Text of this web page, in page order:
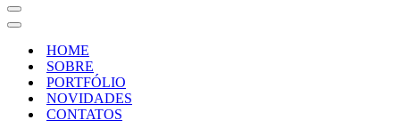
Menu
de
Menu
navegação
HOME
SOBRE
PORTFÓLIO
NOVIDADES
CONTATOS